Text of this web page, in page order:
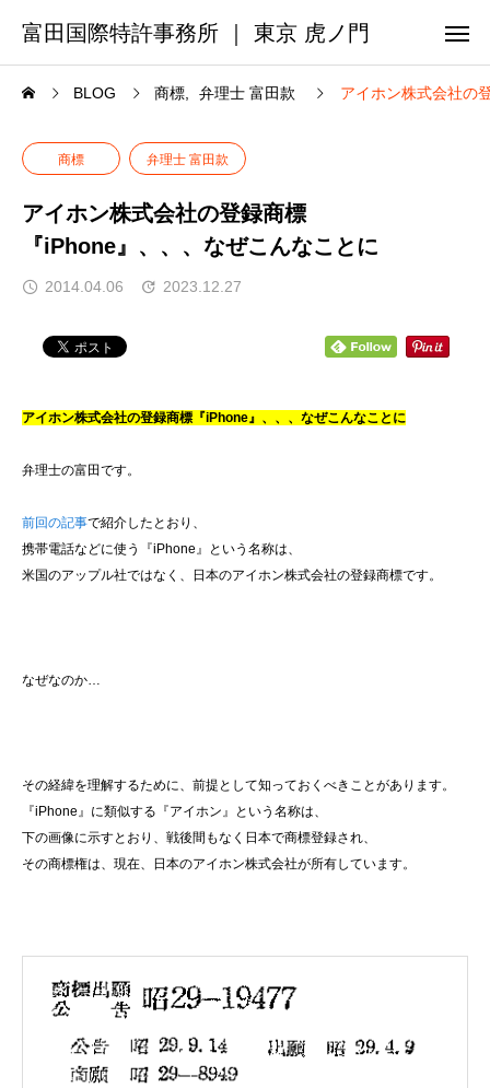
富田国際特許事務所 ｜ 東京 虎ノ門
BLOG 商標 弁理士 富田款 アイホン株式会社の
商標 弁理士 富田款
アイホン株式会社の登録商標
『iPhone』、、、なぜこんなことに
2014.04.06 2023.12.27
アイホン株式会社の登録商標『iPhone』、、、なぜこんなことに
弁理士の富田です。
前回の記事で紹介したとおり、
携帯電話などに使う『iPhone』という名称は、
米国のアップル社ではなく、日本のアイホン株式会社の登録商標です。
なぜなのか…
その経緯を理解するために、前提として知っておくべきことがあります。
『iPhone』に類似する『アイホン』という名称は、
下の画像に示すとおり、戦後間もなく日本で商標登録され、
その商標権は、現在、日本のアイホン株式会社が所有しています。